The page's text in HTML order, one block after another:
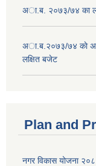
अा.ब. २०७३/७४ का
अा.ब.२०७३/७४ काे
लक्षित बजेट
Plan and
नगर विकास योजना